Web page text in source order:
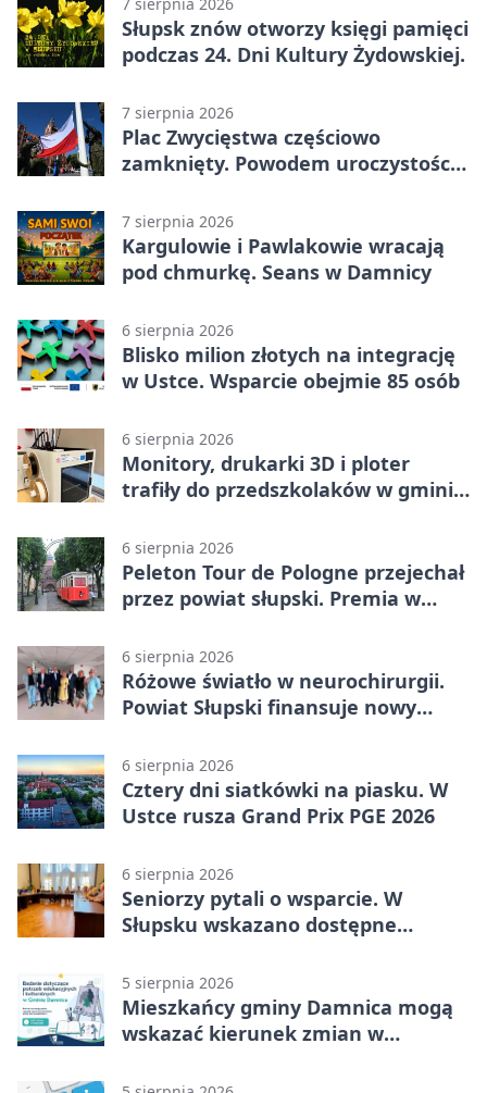
Słupsk znów otworzy księgi pamięci
podczas 24. Dni Kultury Żydowskiej.
7 sierpnia 2026
Plac Zwycięstwa częściowo
zamknięty. Powodem uroczystości
7 sierpnia 2026
Kargulowie i Pawlakowie wracają
pod chmurkę. Seans w Damnicy
6 sierpnia 2026
Blisko milion złotych na integrację
w Ustce. Wsparcie obejmie 85 osób
6 sierpnia 2026
Monitory, drukarki 3D i ploter
trafiły do przedszkolaków w gminie
6 sierpnia 2026
Peleton Tour de Pologne przejechał
przez powiat słupski. Premia w
6 sierpnia 2026
Różowe światło w neurochirurgii.
Powiat Słupski finansuje nowy
6 sierpnia 2026
Cztery dni siatkówki na piasku. W
Ustce rusza Grand Prix PGE 2026
6 sierpnia 2026
Seniorzy pytali o wsparcie. W
Słupsku wskazano dostępne
5 sierpnia 2026
Mieszkańcy gminy Damnica mogą
wskazać kierunek zmian w